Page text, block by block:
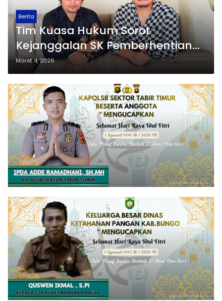
Berita
Tim Kuasa Hukum Sorot
Kejanggalan SK Pemberhentian
Usman dari Jabatan Direktur
Perumdam Tirta Takawa
Maret 4, 2026